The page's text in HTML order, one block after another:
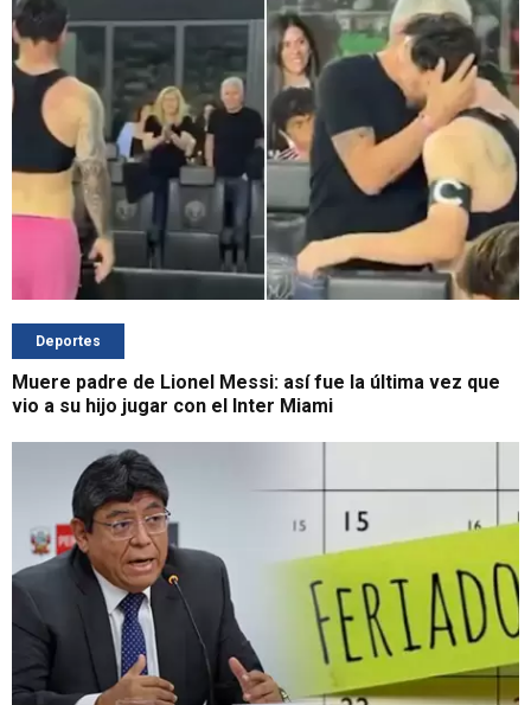
Deportes
Muere padre de Lionel Messi: así fue la última vez que
vio a su hijo jugar con el Inter Miami